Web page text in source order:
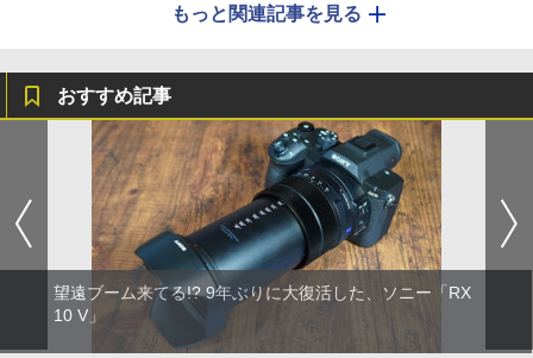
もっと関連記事を見る
おすすめ記事
望遠ブーム来てる!? 9年ぶりに大復活した、ソニー「RX
10 V」